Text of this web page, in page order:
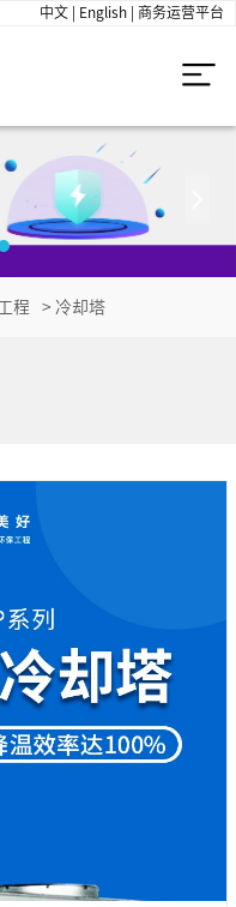
中文 English |商务运营平台
程 > 冷却塔